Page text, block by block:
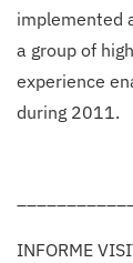
implemented
a group of
experience
during 2011.
INFORME